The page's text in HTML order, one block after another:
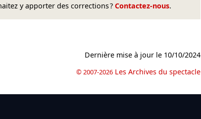
y apporter des corrections ? Contactez-nous.
Dernière mise à jour le 10/10/2024
© 2007-2026 Les Archives du spectacle